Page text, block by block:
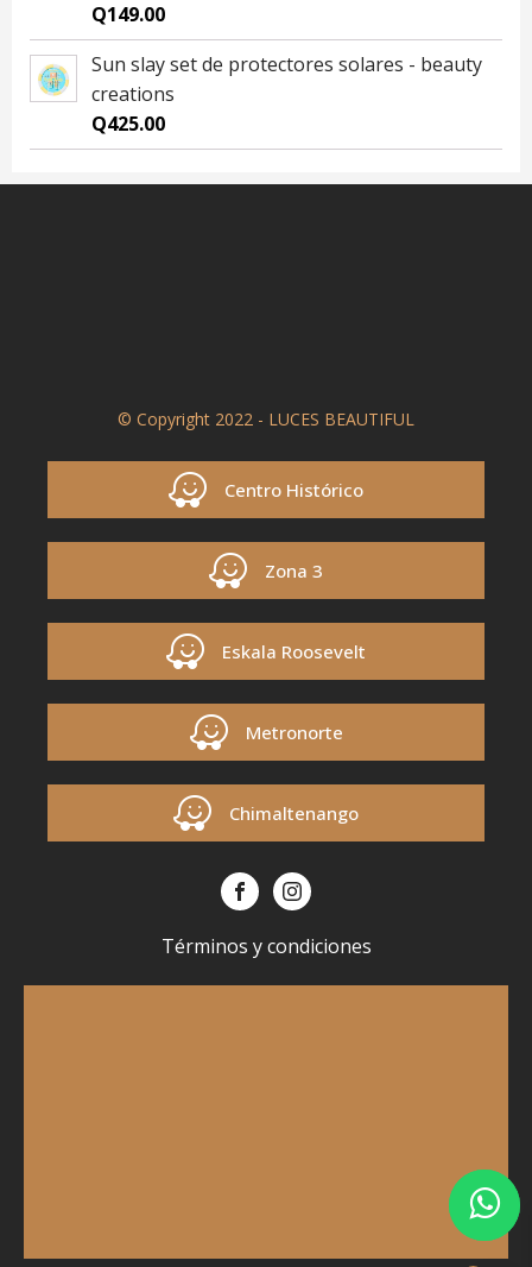
Q149.00
Sun slay set de protectores solares - beauty
creations
Q425.00
© Copyright 2022 - LUCES BEAUTIFUL
Centro Histórico
Zona 3
Eskala Roosevelt
Metronorte
Chimaltenango
Términos y condiciones